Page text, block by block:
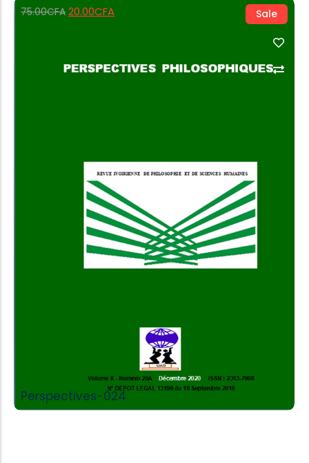
Sale
75.00CFA 20.00CFA
Perspectives-024
Add to Cart